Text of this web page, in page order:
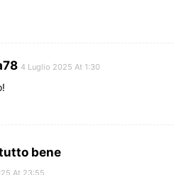
4 Luglio 2025 At 1:30
bene
At 23:55